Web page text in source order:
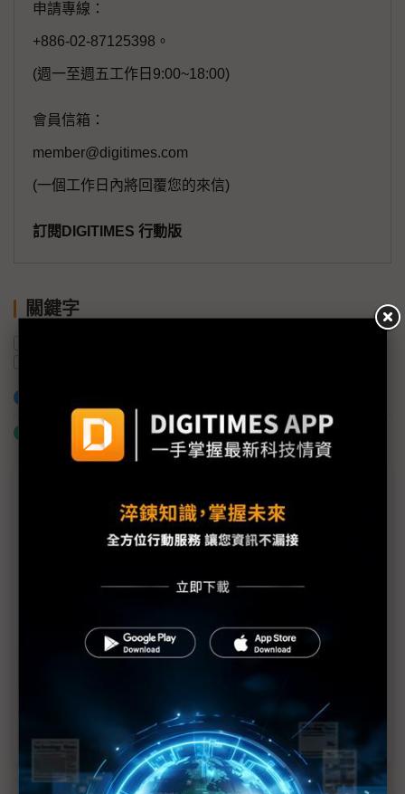
申請專線：
+886-02-87125398。
(週一至週五工作日9:00~18:00)
會員信箱：
member@digitimes.com
(一個工作日內將回覆您的來信)
訂閱DIGITIMES 行動版
關鍵字
什麼是「關鍵字追蹤」
南韓現代瞄準美國「南方MIT」人才 台廠布局人形
機器人慢了？
台晶片業者「機器人領域」鴨子划水 看好美國去中
鏈結美國實證場域 台美打造雙邊機器人聯盟
赴美投資不只半導體 台灣機器人聚落成形落腳喬治